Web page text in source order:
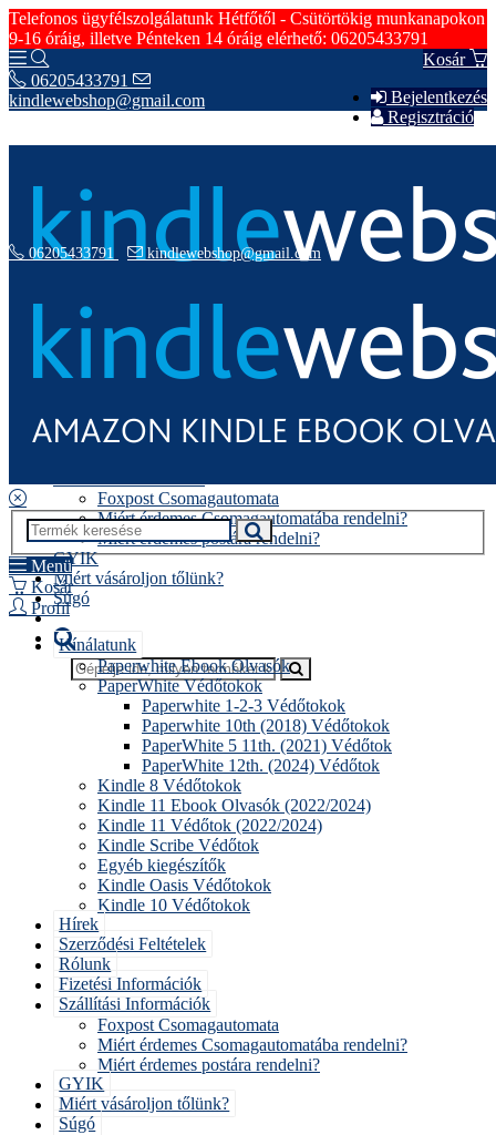
Telefonos ügyfélszolgálatunk Hétfőtől - Csütörtökig munkanapokon
9-16 óráig, illetve Pénteken 14 óráig elérhető: 06205433791
Kosár
Bejelentkezés
Regisztráció
06205433791
kindlewebshop@gmail.com
Szerződési Feltételek
Rólunk
Foxpost Csomagautomata
Miért érdemes Csomagautomatába rendelni?
Miért érdemes postára rendelni?
GYIK
Miért vásároljon tőlünk?
Súgó
06205433791 kindlewebshop@gmail.com
Menü
Kosár
Profil
Kínálatunk
Paperwhite Ebook Olvasók
PaperWhite Védőtokok
Paperwhite 1-2-3 Védőtokok
Paperwhite 10th (2018) Védőtokok
PaperWhite 5 11th. (2021) Védőtok
PaperWhite 12th. (2024) Védőtok
Kindle 8 Védőtokok
Kindle 11 Ebook Olvasók (2022/2024)
Kindle 11 Védőtok (2022/2024)
Kindle Scribe Védőtok
Egyéb kiegészítők
Kindle Oasis Védőtokok
Kindle 10 Védőtokok
Hírek
Szerződési Feltételek
Rólunk
Fizetési Információk
Szállítási Információk
Foxpost Csomagautomata
Miért érdemes Csomagautomatába rendelni?
Miért érdemes postára rendelni?
GYIK
Miért vásároljon tőlünk?
Súgó